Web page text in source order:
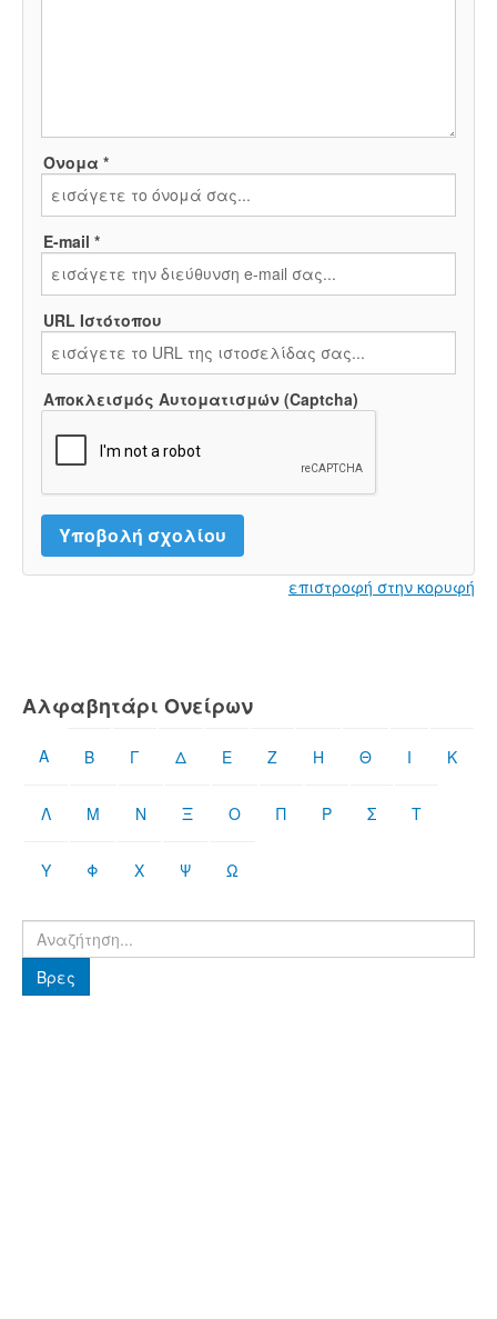
Όνομα *
E-mail *
URL Ιστότοπου
Αποκλεισμός Αυτοματισμών (Captcha)
επιστροφή στην κορυφή
Αλφαβητάρι Ονείρων
Α Β Γ Δ Ε Ζ Η Θ Ι Κ
Λ Μ Ν Ξ Ο Π Ρ Σ Τ
Υ Φ Χ Ψ Ω
Βρες
Βρες